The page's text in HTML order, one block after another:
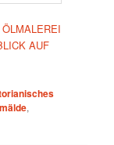
AUF
,